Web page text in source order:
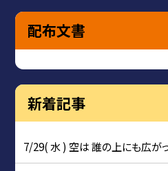
配布文書
新着記事
7/29( 水 ) 空は 誰の上にも広が